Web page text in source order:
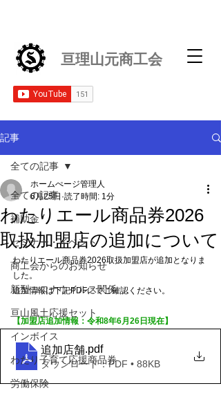
亘理山元商工会
記事
全ての記事
補助金
セミナー・イベント
商工会からのお知らせ
新型コロナウイルス関係
亘山風土応援セット
インボイス
わたり子育て応援商品券
労働保険
全ての記事
わたりエール商品券2026
取扱加盟店の追加について
ホームぺージ管理人
6月25日 読了時間: 1分
わたりエール商品券2026取扱加盟店が追加となりま
した。
追加情報は下記PDFにてご確認ください。
【加盟店追加情報：令和8年6月26日現在】
追加店舗.pdf
ダウンロード：PDF • 88KB